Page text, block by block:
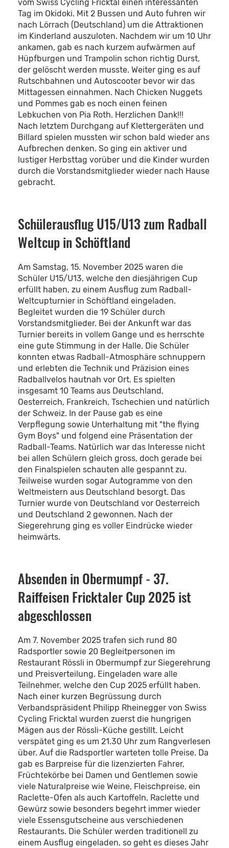
vom Swiss Cycling Fricktal einen interessanten
Tag im Okidoki. Mit 2 Bussen und Auto fuhren wir
nach Lörrach (Deutschland) um die Attraktionen
im Kinderland auszuloten. Nachdem wir um 10 Uhr
ankamen, gab es nach kurzem aufwärmen auf
Hüpfburgen und Trampolin schon richtig Durst,
der gelöscht werden musste. Weiter ging es auf
Rutschbahnen und Autoscooter bevor wir das
Mittagessen einnahmen. Nach Chicken Nuggets
und Pommes gab es noch einen feinen
Lebkuchen von Pia Roth. Herzlichen Dank!!!
Nach letztem Durchgang auf Klettergeräten und
Billard spielen mussten wir schon bald wieder ans
Aufbrechen denken. So ging ein aktiver und
lustiger Herbsttag vorüber und die Kinder wurden
durch die Vorstandsmitglieder wieder nach Hause
gebracht.
Schülerausflug U15/U13 zum Radball
Weltcup in Schöftland
Am Samstag, 15. November 2025 waren die
Schüler U15/U13, welche den diesjährigen Cup
erfüllt haben, zu einem Ausflug zum Radball-
Weltcupturnier in Schöftland eingeladen.
Begleitet wurden die 19 Schüler durch
Vorstandsmitglieder. Bei der Ankunft war das
Turnier bereits in vollem Gange und es herrschte
eine gute Stimmung in der Halle. Die Schüler
konnten etwas Radball-Atmosphäre schnuppern
und erlebten die Technik und Präzision eines
Radballvelos hautnah vor Ort. Es spielten
insgesamt 10 Teams aus Deutschland,
Oesterreich, Frankreich, Tschechien und natürlich
der Schweiz. In der Pause gab es eine
Verpflegung sowie Unterhaltung mit "the flying
Gym Boys" und folgend eine Präsentation der
Radball-Teams. Natürlich war das Interesse nicht
bei allen Schülern gleich gross, doch gerade bei
den Finalspielen schauten alle gespannt zu.
Teilweise wurden sogar Autogramme von den
Weltmeistern aus Deutschland besorgt. Das
Turnier wurde von Deutschland vor Oesterreich
und Deutschland 2 gewonnen. Nach der
Siegerehrung ging es voller Eindrücke wieder
heimwärts.
Absenden in Obermumpf - 37.
Raiffeisen Fricktaler Cup 2025 ist
abgeschlossen
Am 7. November 2025 trafen sich rund 80
Radsportler sowie 20 Begleitpersonen im
Restaurant Rössli in Obermumpf zur Siegerehrung
und Preisverteilung. Eingeladen ware alle
Teilnehmer, welche den Cup 2025 erfüllt haben.
Nach einer kurzen Begrüssung durch
Verbandspräsident Philipp Rheinegger von Swiss
Cycling Fricktal wurden zuerst die hungrigen
Mägen aus der Rössli-Küche gestillt. Leicht
verspätet ging es um 21.30 Uhr zum Rangverlesen
über. Auf die Radsportler warteten tolle Preise. Da
gab es Barpreise für die lizenzierten Fahrer,
Früchtekörbe bei Damen und Gentlemen sowie
viele Naturalpreise wie Weine, Fleischpreise, ein
Raclette-Ofen als auch Kartoffeln, Raclette und
Gewürz sowie besonders begehrt immer wieder
viele Essensgutscheine aus verschiedenen
Restaurants. Die Schüler werden traditionell zu
einem Ausflug eingeladen, so geht es dieses Jahr